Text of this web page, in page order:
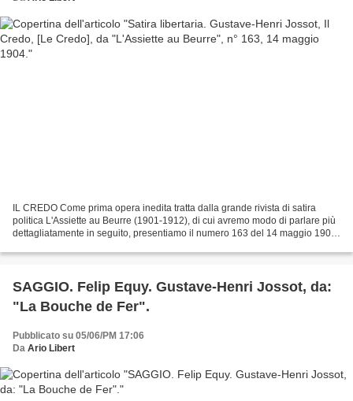
IL CREDO Come prima opera inedita tratta dalla grande rivista di satira
politica L'Assiette au Beurre (1901-1912), di cui avremo modo di parlare più
dettagliatamente in seguito, presentiamo il numero 163 del 14 maggio 1904,
SAGGIO. Felip Equy. Gustave-Henri Jossot, da:
"La Bouche de Fer".
Pubblicato su 05/06/PM 17:06
Da Ario Libert